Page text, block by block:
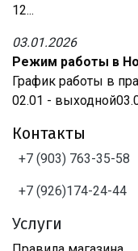
12...
03.01.2026
Режим работы в
График работы в
02.01 -
Контакты
+7 (903) 763-35-58
+7 (926)174-24-44
Услуги